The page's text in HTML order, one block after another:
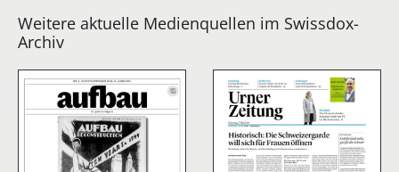
Weitere aktuelle Medienquellen im Swissdox-
Archiv